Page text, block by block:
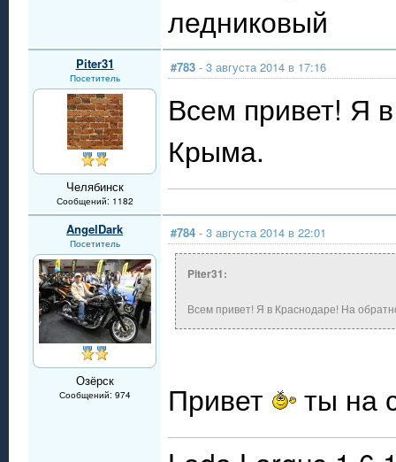
ледниковый
Piter31
Посетитель
Челябинск
Сообщений: 1182
#783 - 3 августа 2014 в 17:16
Всем привет! Я
Крыма.
AngelDark
Посетитель
Озёрск
Сообщений: 974
#784 - 3 августа 2014 в 22:01
Piter31:
Всем привет! Я в Краснодаре! На
Привет
ты на